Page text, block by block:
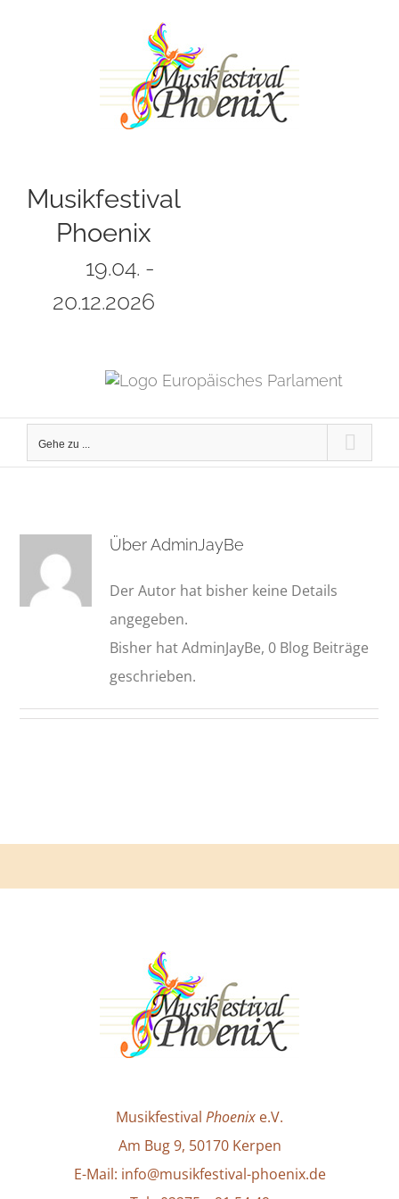
Musikfestival
Phoenix
19.04. -
20.12.2026
Gehe zu ...
ÜberAdminJayBe
Der Autor hat bisher keine Details
angegeben.
Bisher hat AdminJayBe, 0 Blog Beiträge
geschrieben.
Musikfestival Phoenix e.V.
Am Bug 9, 50170 Kerpen
E-Mail: info@musikfestival-phoenix.de